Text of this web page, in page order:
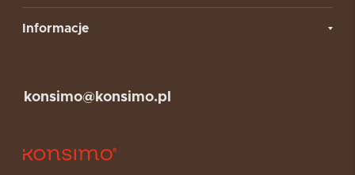
Informacje
konsimo@konsimo.pl